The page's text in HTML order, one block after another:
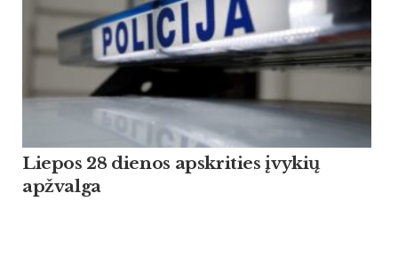
Liepos 28 dienos apskrities įvykių
apžvalga